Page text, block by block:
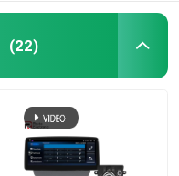
(22)